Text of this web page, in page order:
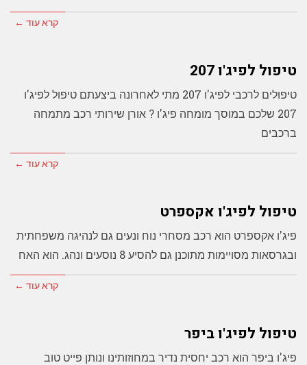
קרא עוד ←
טיפול לפיג'ו 207
טיפולים לרכבי לפיג'ו 207 מתי לאחרונה ביצעתם טיפול לפיג'ו
207 שלכם במוסך מומחה פיג'ו ? אורן שירותי רכב מתמחה
ברכבים
קרא עוד ←
טיפול לפיג'ו אקספרט
פיג'ו אקספרט הוא רכב מסחרי נוח ונעים גם לנהיגה משפחתית
ובגרסאות מסויימות מתוכנן גם להסיע 8 נוסעים ונהג. הוא האח
קרא עוד ←
טיפול לפיג'ו ביפר
פיג'ו ביפר הוא רכב יחסית נדיר במחוזותינו ונותן פייט טוב